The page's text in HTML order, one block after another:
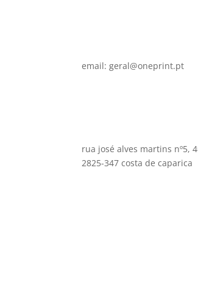
email: geral@oneprint.pt
rua josé alves martins nº5,
2825-347 costa de caparica